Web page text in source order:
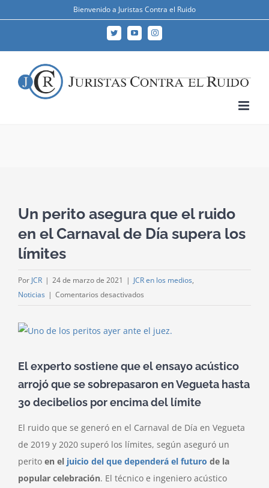
Bienvenido a Juristas Contra el Ruido
TwitterYouTubeInstagram
Un perito asegura que el ruido
en el Carnaval de Día supera los
límites
Por JCR | 24 de marzo de 2021 | JCR en los medios,
Noticias | Comentarios desactivados
asegura
el
ruido
el
Carnaval
supera
los
Ver
más
grande
El experto sostiene que el ensayo acústico
arrojó que se sobrepasaron en Vegueta hasta
30 decibelios por encima del límite
El ruido que se generó en el Carnaval de Día en Vegueta
de 2019 y 2020 superó los límites, según aseguró un
perito en el juicio del que dependerá el futuro de la
popular celebración. El técnico e ingeniero acústico